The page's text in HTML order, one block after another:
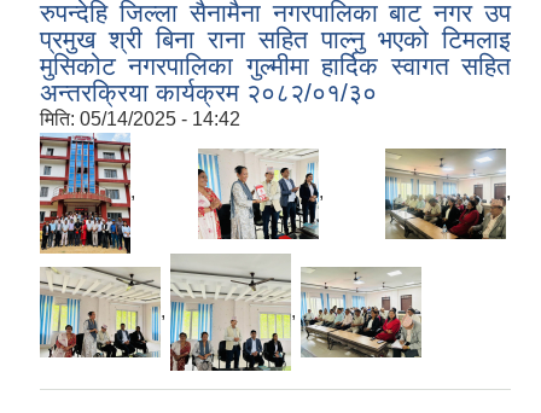
रुपन्देहि जिल्ला सैनामैना नगरपालिका बाट नगर उप
प्रमुख श्री बिना राना सहित पाल्नु भएको टिमलाइ
मुसिकोट नगरपालिका गुल्मीमा हार्दिक स्वागत सहित
अन्तरक्रिया कार्यक्रम २०८२/०१/३०
मिति: 05/14/2025 - 14:42
, , ,
, ,